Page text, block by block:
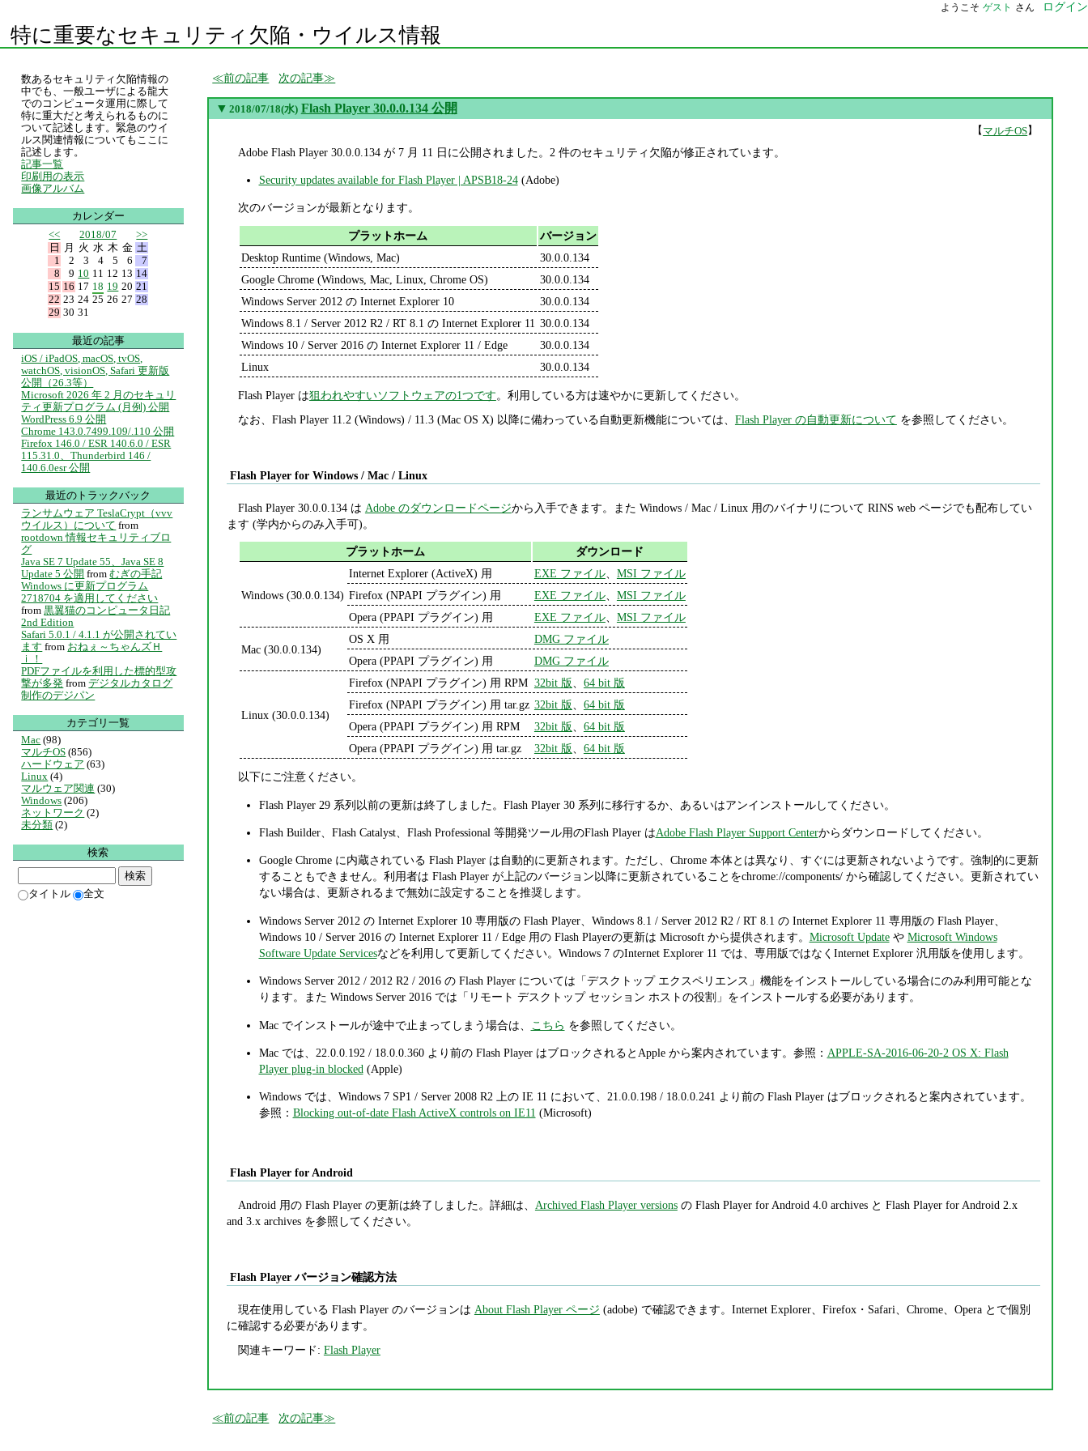
ようこそ ゲスト さん ログイン
特に重要なセキュリティ欠陥・ウイルス情報
前の記事 次の記事
▼ 2018/07/18(水) Flash Player 30.0.0.134 公開
【マルチOS】
Adobe Flash Player 30.0.0.134 が 7 月 11 日に公開されました。2 件のセキュリティ欠陥が修正されています。
Security updates available for Flash Player | APSB18-24(Adobe)
次のバージョンが最新となります。
プラットホーム
バージョン
Desktop Runtime (Windows, Mac)
30.0.0.134
Google Chrome (Windows, Mac, Linux, Chrome OS)
30.0.0.134
Windows Server 2012 の Internet Explorer 10
30.0.0.134
Windows 8.1 / Server 2012 R2 / RT 8.1 の Internet Explorer 11 30.0.0.134
Windows 10 / Server 2016 の Internet Explorer 11 / Edge
30.0.0.134
Linux
30.0.0.134
Flash Player は狙われやすいソフトウェアの1つです。利用している方は速やかに更新してください。
なお、Flash Player 11.2 (Windows) / 11.3 (Mac OS X) 以降に備わっている自動更新機能については、 Flash Player の自動更新について を参照してください。
Flash Player for Windows / Mac / Linux
Flash Player 30.0.0.134 は Adobe のダウンロードページから入手できます。また Windows / Mac / Linux 用のバイナリについて RINS web ページでも配布してい
ます (学内からのみ入手可)。
プラットホーム ダウンロード
Windows (30.0.0.134)
Internet Explorer (ActiveX) 用 EXE ファイル、 MSI ファイル
Firefox (NPAPI プラグイン) 用
EXE ファイル、 MSI ファイル
Opera (PPAPI プラグイン) 用
EXE ファイル、 MSI ファイル
Mac (30.0.0.134)
OS X 用
DMG ファイル
Opera (PPAPI プラグイン) 用
DMG ファイル
Linux (30.0.0.134)
Firefox (NPAPI プラグイン) 用 RPM 32bit 版
64 bit 版
Firefox (NPAPI プラグイン) 用 tar.gz 32bit 版
64 bit 版
Opera (PPAPI プラグイン) 用 RPM
32bit 版
64 bit 版
Opera (PPAPI プラグイン) 用 tar.gz
32bit 版 64 bit 版
以下にご注意ください。
Flash Player 29 系列以前の更新は終了しました。Flash Player 30 系列に移行するか、あるいはアンインストールしてください。
Flash Builder、Flash Catalyst、Flash Professional 等開発ツール用のFlash Player はAdobe Flash Player Support Centerからダウンロードしてください。
Google Chrome に内蔵されている Flash Player は自動的に更新されます。ただし、Chrome 本体とは異なり、すぐには更新されないようです。強制的に更新
することもできません。利用者は Flash Player が上記のバージョン以降に更新されていることをchrome://components/ から確認してください。更新されてい
ない場合は、更新されるまで無効に設定することを推奨します。
Windows Server 2012 の Internet Explorer 10 専用版の Flash Player、Windows 8.1 / Server 2012 R2 / RT 8.1 の Internet Explorer 11 専用版の Flash Player、
Windows 10 / Server 2016 の Internet Explorer 11 / Edge 用の Flash Playerの更新は Microsoft から提供されます。 Microsoft Updateや Microsoft Windows
Software Update Servicesなどを利用して更新してください。Windows 7 のInternet Explorer 11 では、専用版ではなくInternet Explorer 汎用版を使用します。
Windows Server 2012 / 2012 R2 / 2016 の Flash Player については「デスクトップ エクスペリエンス」機能をインストールしている場合にのみ利用可能とな
ります。また Windows Server 2016 では「リモート デスクトップ セッション ホストの役割」をインストールする必要があります。
Mac でインストールが途中で止まってしまう場合は、 こちら を参照してください。
Mac では、22.0.0.192 / 18.0.0.360 より前の Flash Player はブロックされるとApple から案内されています。参照： APPLE-SA-2016-06-20-2 OS X: Flash
Player plug-in blocked (Apple)
Windows では、Windows 7 SP1 / Server 2008 R2 上の IE 11 において、21.0.0.198 / 18.0.0.241 より前の Flash Player はブロックされると案内されています。
参照： Blocking out-of-date Flash ActiveX controls on IE11 (Microsoft)
Flash Player for Android
Android 用の Flash Player の更新は終了しました。詳細は、 Archived Flash Player versionsの Flash Player for Android 4.0 archives と Flash Player for Android 2.x
and 3.x archives を参照してください。
Flash Player バージョン確認方法
現在使用している Flash Player のバージョンは About Flash Player ページ (adobe) で確認できます。Internet Explorer、Firefox・Safari、Chrome、Opera とで個別
に確認する必要があります。
関連キーワード: Flash Player
前の記事 次の記事
数あるセキュリティ欠陥情報の
中でも、一般ユーザによる龍大
でのコンピュータ運用に際して
特に重大だと考えられるものに
ついて記述します。緊急のウイ
ルス関連情報についてもここに
記述します。
記事一覧
印刷用の表示
画像アルバム
カレンダー
<<
2018/07
>>
日
月 火 水 木 金 土
1
2 3 4 5 6
7
8
9 10 11 12 13 14
15 16 17 18 19 20 21
22 23 24 25 26 27 28
29 30 31
最近の記事
iOS / iPadOS, macOS, tvOS,
watchOS, visionOS, Safari 更新版
公開（26.3等）
Microsoft 2026 年 2 月のセキュリ
ティ更新プログラム (月例) 公開
WordPress 6.9 公開
Chrome 143.0.7499.109/.110 公開
Firefox 146.0 / ESR 140.6.0 / ESR
115.31.0、Thunderbird 146 /
140.6.0esr 公開
最近のトラックバック
ランサムウェア TeslaCrypt（vvv
ウイルス）について from
rootdown 情報セキュリティブロ
グ
Java SE 7 Update 55、Java SE 8
Update 5 公開 from むぎの手記
Windows に更新プログラム
2718704 を適用してください
from 黒翼猫のコンピュータ日記
2nd Edition
Safari 5.0.1 / 4.1.1 が公開されてい
ます from おねぇ～ちゃんズＨ
ｉ！
PDFファイルを利用した標的型攻
撃が多発 from デジタルカタログ
制作のデジパン
カテゴリ一覧
Mac (98)
マルチOS (856)
ハードウェア (63)
Linux (4)
マルウェア関連 (30)
Windows (206)
ネットワーク (2)
未分類 (2)
検索
タイトル 全文